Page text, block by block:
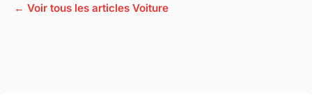
← Voir tous les articles Voiture